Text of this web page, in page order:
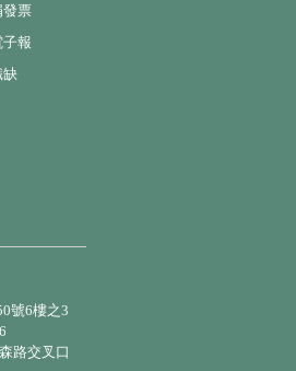
發票
報
缺
號6樓之3
路交叉口